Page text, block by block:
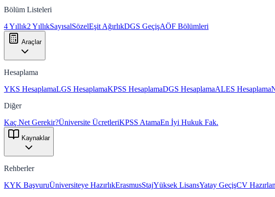
Bölüm Listeleri
4 Yıllık2 YıllıkSayısalSözelEşit AğırlıkDGS GeçişAÖF Bölümleri
Araçlar
Hesaplama
YKS HesaplamaLGS HesaplamaKPSS HesaplamaDGS HesaplamaALES Hesaplama
Diğer
Kaç Net Gerekir?Üniversite ÜcretleriKPSS AtamaEn İyi Hukuk Fak.
Kaynaklar
Rehberler
KYK BaşvuruÜniversiteye HazırlıkErasmusStajYüksek LisansYatay GeçişCV